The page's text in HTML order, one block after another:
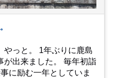
が出来ました。 毎年初詣
に励む一年としていま